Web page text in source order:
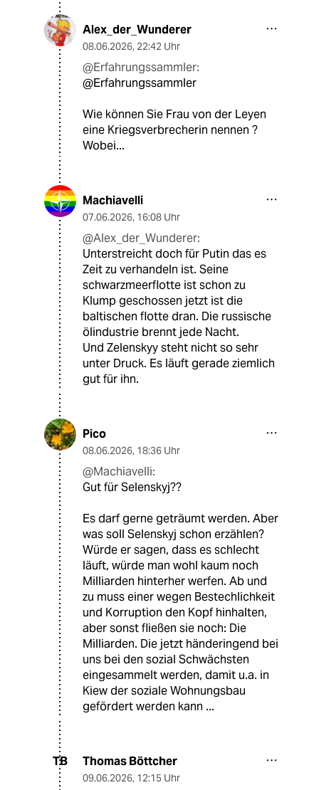
Alex_der_Wunderer
08.06.2026, 22:42 Uhr
@Erfahrungssammler:
@Erfahrungssammler
Wie können Sie Frau von der Leyen
eine Kriegsverbrecherin nennen ?
Wobei...
Machiavelli
07.06.2026, 16:08 Uhr
@Alex_der_Wunderer:
Unterstreicht doch für Putin das es
Zeit zu verhandeln ist. Seine
schwarzmeerflotte ist schon zu
Klump geschossen jetzt ist die
baltischen flotte dran. Die russische
ölindustrie brennt jede Nacht.
Und Zelenskyy steht nicht so sehr
unter Druck. Es läuft gerade ziemlich
gut für ihn.
Pico
08.06.2026, 18:36 Uhr
@Machiavelli:
Gut für Selenskyj??
Es darf gerne geträumt werden. Aber
was soll Selenskyj schon erzählen?
Würde er sagen, dass es schlecht
läuft, würde man wohl kaum noch
Milliarden hinterher werfen. Ab und
zu muss einer wegen Bestechlichkeit
und Korruption den Kopf hinhalten,
aber sonst fließen sie noch: Die
Milliarden. Die jetzt händeringend bei
uns bei den sozial Schwächsten
eingesammelt werden, damit u.a. in
Kiew der soziale Wohnungsbau
gefördert werden kann ...
TB Thomas Böttcher
09.06.2026, 12:15 Uhr